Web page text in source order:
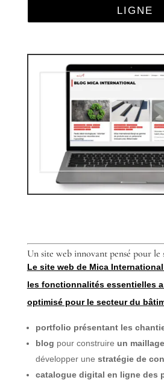
LIGNE
Un site web innovant pensé pour
Le site web de Mica
les fonctionnalités essentielles
optimisé pour le secteur du
portfolio présentant les
blog pour construire un
développer une stratégie de
catalogue digital en ligne des